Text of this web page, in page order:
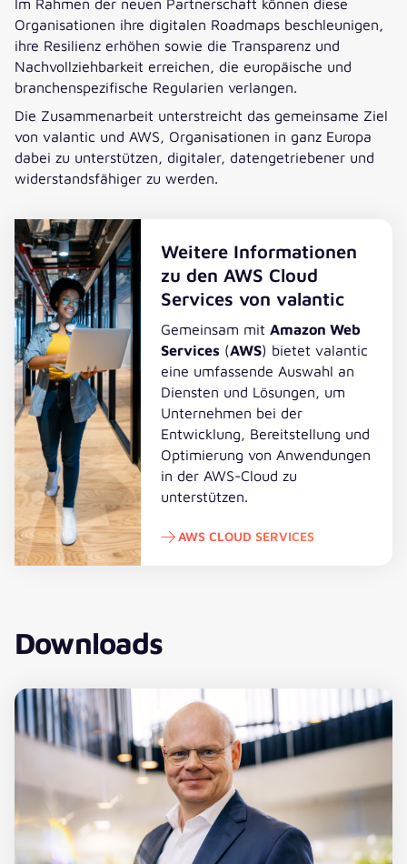
Organisationen ihre digitalen Roadmaps beschleunigen,
ihre Resilienz erhöhen sowie die Transparenz und
Nachvollziehbarkeit erreichen, die europäische und
branchenspezifische Regularien verlangen.
Die Zusammenarbeit unterstreicht das gemeinsame Ziel
von valantic und AWS, Organisationen in ganz Europa
dabei zu unterstützen, digitaler, datengetriebener und
widerstandsfähiger zu werden.
Weitere Informationen
zu den AWS Cloud
Services von valantic
Gemeinsam mitAmazon Web
Services (AWS) bietet valantic
eine umfassende Auswahl an
Diensten und Lösungen, um
Unternehmen bei der
Entwicklung, Bereitstellung und
Optimierung von Anwendungen
in der AWS-Cloud zu
unterstützen.
AWS CLOUD SERVICES
Downloads
Download